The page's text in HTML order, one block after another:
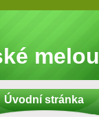
Úvodní stránka